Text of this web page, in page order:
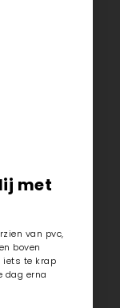
met
van pvc,
boven
iets te krap
dag erna